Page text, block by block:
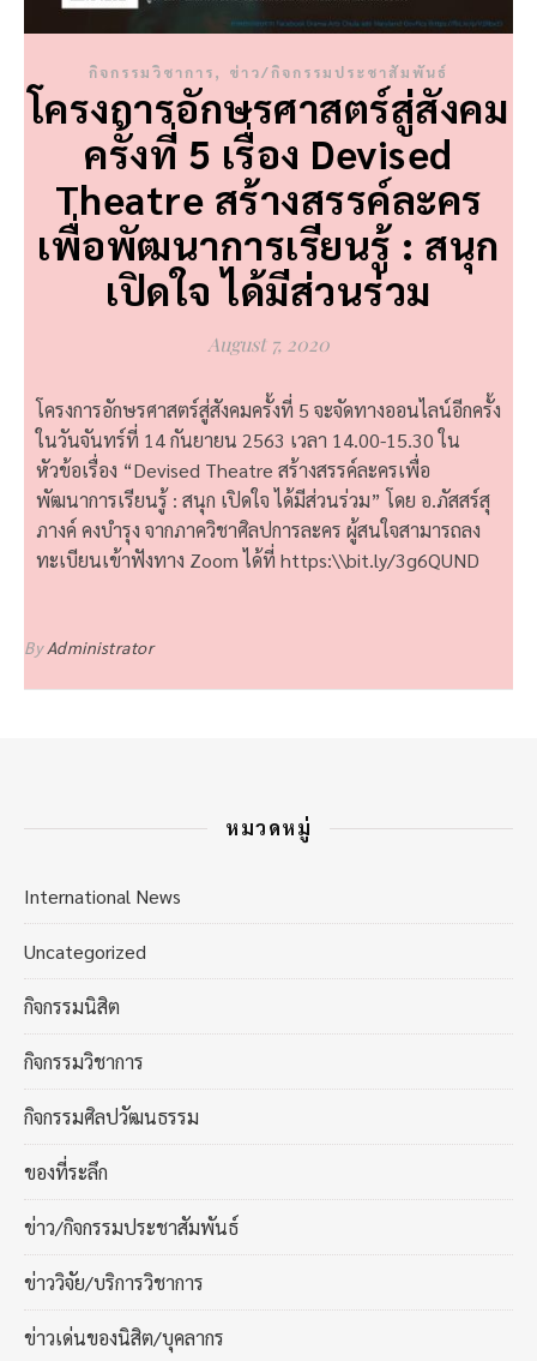
กิจกรรมวิชาการ, ข่าว/กิจกรรมประชาสัมพันธ์
โครงการอักษรศาสตร์สู่สังคม
ครั้งที่ 5 เรื่อง Devised
Theatre สร้างสรรค์ละคร
เพื่อพัฒนาการเรียนรู้ : สนุก
เปิดใจ ได้มีส่วนร่วม
August 7, 2020
โครงการอักษรศาสตร์สู่สังคมครั้งที่ 5 จะจัดทางออนไลน์อีกครั้ง
ในวันจันทร์ที่ 14 กันยายน 2563 เวลา 14.00-15.30 ใน
หัวข้อเรื่อง “Devised Theatre สร้างสรรค์ละครเพื่อ
พัฒนาการเรียนรู้ : สนุก เปิดใจ ได้มีส่วนร่วม” โดย อ.ภัสสร์สุ
ภางค์ คงบำรุง จากภาควิชาศิลปการละคร ผู้สนใจสามารถลง
ทะเบียนเข้าฟังทาง Zoom ได้ที่ https:\\bit.ly/3g6QUND
ByAdministrator
หมวดหมู่
International News
Uncategorized
กิจกรรมนิสิต
กิจกรรมวิชาการ
กิจกรรมศิลปวัฒนธรรม
ของที่ระลึก
ข่าว/กิจกรรมประชาสัมพันธ์
ข่าววิจัย/บริการวิชาการ
ข่าวเด่นของนิสิต/บุคลากร